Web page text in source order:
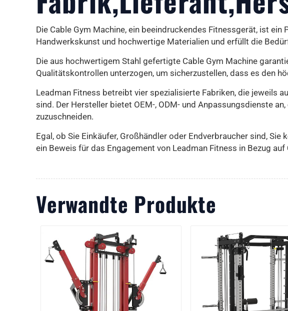
Die Cable Gym Machine, ein beeindruckendes Fitnessgerät, ist
Handwerkskunst und hochwertige Materialien und erfüllt die
Die aus hochwertigem Stahl gefertigte Cable Gym Machine
Qualitätskontrollen unterzogen, um sicherzustellen, dass es den
Leadman Fitness betreibt vier spezialisierte Fabriken, die jeweils
sind. Der Hersteller bietet OEM-, ODM- und Anpassungsdienste
zuzuschneiden.
Egal, ob Sie Einkäufer, Großhändler oder Endverbraucher sind,
ein Beweis für das Engagement von Leadman Fitness in Bezug
Verwandte Produkte